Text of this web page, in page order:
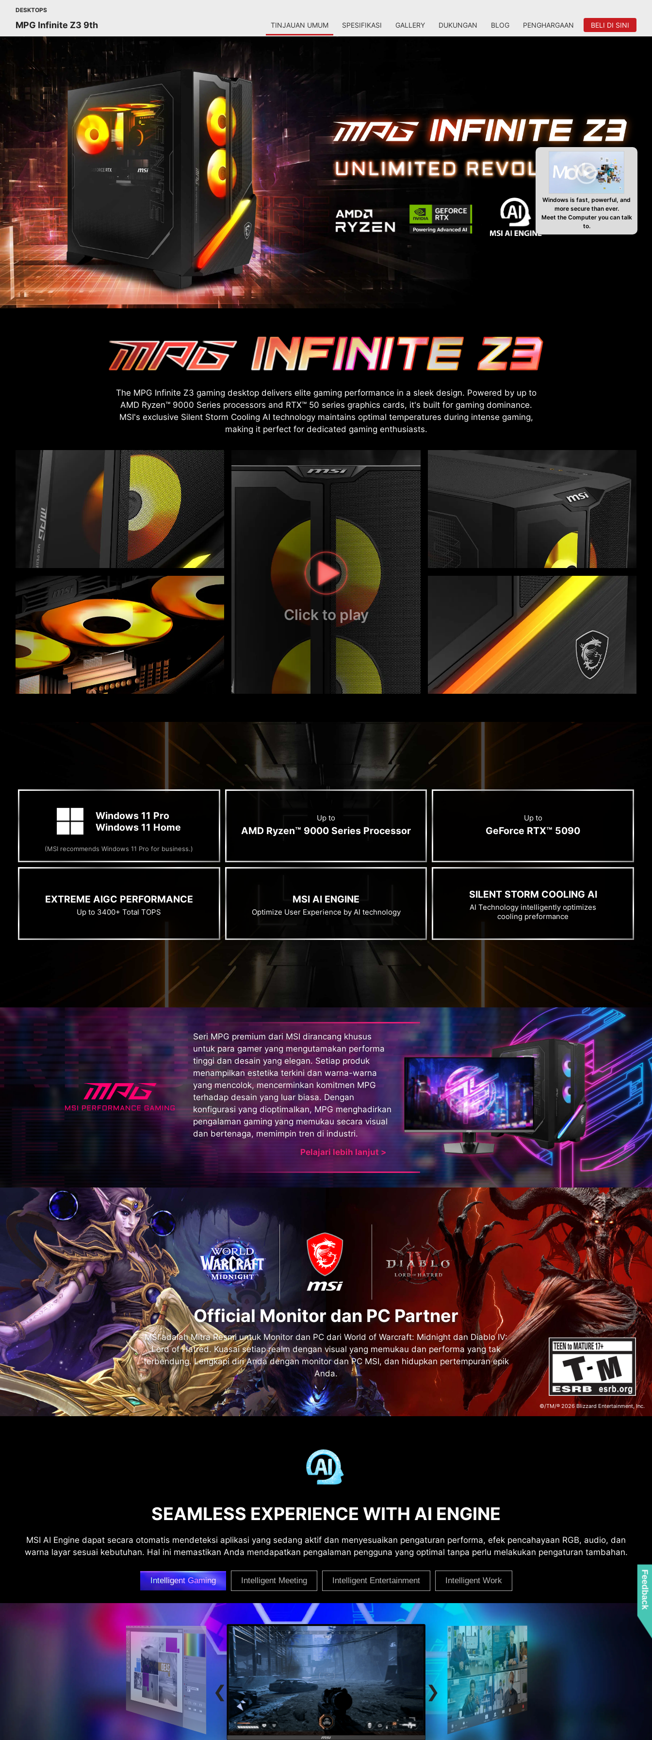
DESKTOPS
MPG Infinite Z3 9th TINJAUAN UMUM SPESIFIKASI GALLERY DUKUNGAN BLOG PENGHARGAAN BELI DI SINI
Windows is fast, powerful, and
more secure than ever.
Meet the Computer you can talk
to.
The MPG Infinite Z3 gaming desktop delivers elite gaming performance in a sleek design. Powered by up to
AMD Ryzen™ 9000 Series processors and RTX™ 50 series graphics cards, it's built for gaming dominance.
MSI's exclusive Silent Storm Cooling AI technology maintains optimal temperatures during intense gaming,
making it perfect for dedicated gaming enthusiasts.
Click to play
Windows 11 Pro
Windows 11 Home
(MSI recommends Windows 11 Pro for business.)
Up to
AMD Ryzen™ 9000 Series Processor
Up to
GeForce RTX™ 5090
EXTREME AIGC PERFORMANCE
Up to 3400+ Total TOPS
MSI AI ENGINE
Optimize User Experience by AI technology
SILENT STORM COOLING AI
AI Technology intelligently optimizes
cooling preformance
Seri MPG premium dari MSI dirancang khusus
untuk para gamer yang mengutamakan performa
tinggi dan desain yang elegan. Setiap produk
menampilkan estetika terkini dan warna-warna
yang mencolok, mencerminkan komitmen MPG
terhadap desain yang luar biasa. Dengan
konfigurasi yang dioptimalkan, MPG menghadirkan
pengalaman gaming yang memukau secara visual
dan bertenaga, memimpin tren di industri.
Pelajari lebih lanjut >
©/TM/® 2026 Blizzard Entertainment, Inc.
Official Monitor dan PC Partner
MSI adalah Mitra Resmi untuk Monitor dan PC dari World of Warcraft: Midnight dan Diablo IV:
Lord of Hatred. Kuasai setiap realm dengan visual yang memukau dan performa yang tak
terbendung. Lengkapi diri Anda dengan monitor dan PC MSI, dan hidupkan pertempuran epik
Anda.
SEAMLESS EXPERIENCE WITH AI ENGINE
MSI AI Engine dapat secara otomatis mendeteksi aplikasi yang sedang aktif dan menyesuaikan pengaturan performa, efek pencahayaan RGB, audio, dan
warna layar sesuai kebutuhan. Hal ini memastikan Anda mendapatkan pengalaman pengguna yang optimal tanpa perlu melakukan pengaturan tambahan.
Intelligent Gaming Intelligent Meeting Intelligent Entertainment Intelligent Work Feedback